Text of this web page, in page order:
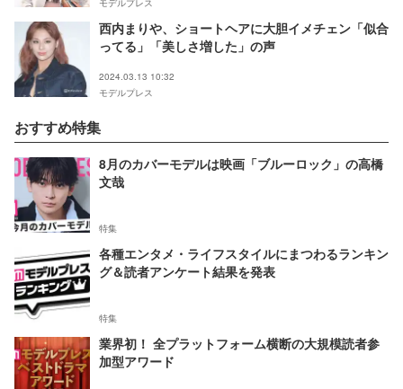
モデルプレス
西内まりや、ショートヘアに大胆イメチェン「似合
ってる」「美しさ増した」の声
2024.03.13 10:32
モデルプレス
おすすめ特集
8月のカバーモデルは映画「ブルーロック」の高橋
文哉
特集
各種エンタメ・ライフスタイルにまつわるランキン
グ＆読者アンケート結果を発表
特集
業界初！ 全プラットフォーム横断の大規模読者参
加型アワード